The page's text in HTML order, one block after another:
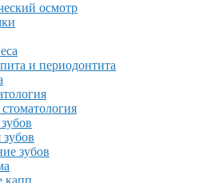
осмотр
и периодонтита
зубов
капп